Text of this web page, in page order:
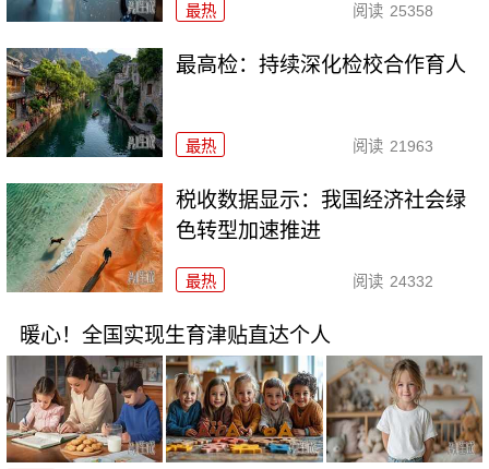
最热 阅读 25358
最高检：持续深化检校合作育人
最热 阅读 21963
税收数据显示：我国经济社会绿
色转型加速推进
最热 阅读 24332
暖心！全国实现生育津贴直达个人